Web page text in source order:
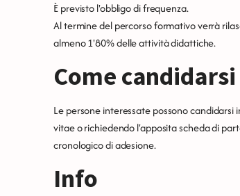
È previsto l'obbligo di frequenza.
Al termine del percorso formativo verrà
almeno 1'80% delle attività didattiche.
Come candidarsi
Le persone interessate possono
vitae o richiedendo l'apposita scheda di
cronologico di adesione.
Info